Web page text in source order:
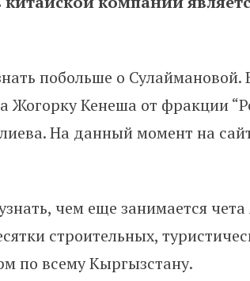
побольше о Сулаймановой.
Жогорку Кенеша от фракции
На данный момент на
чем еще занимается
строительных,
по всему Кыргызстану.